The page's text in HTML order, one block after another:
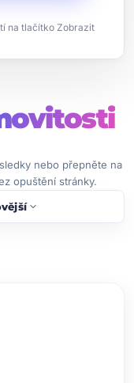
na tlačítko Zobrazit
nebo přepněte na
opuštění stránky.
expand_more